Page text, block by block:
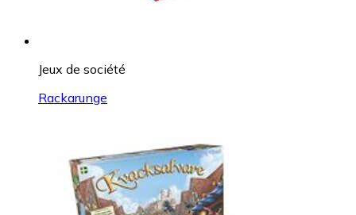
Jeux de société
Rackarunge